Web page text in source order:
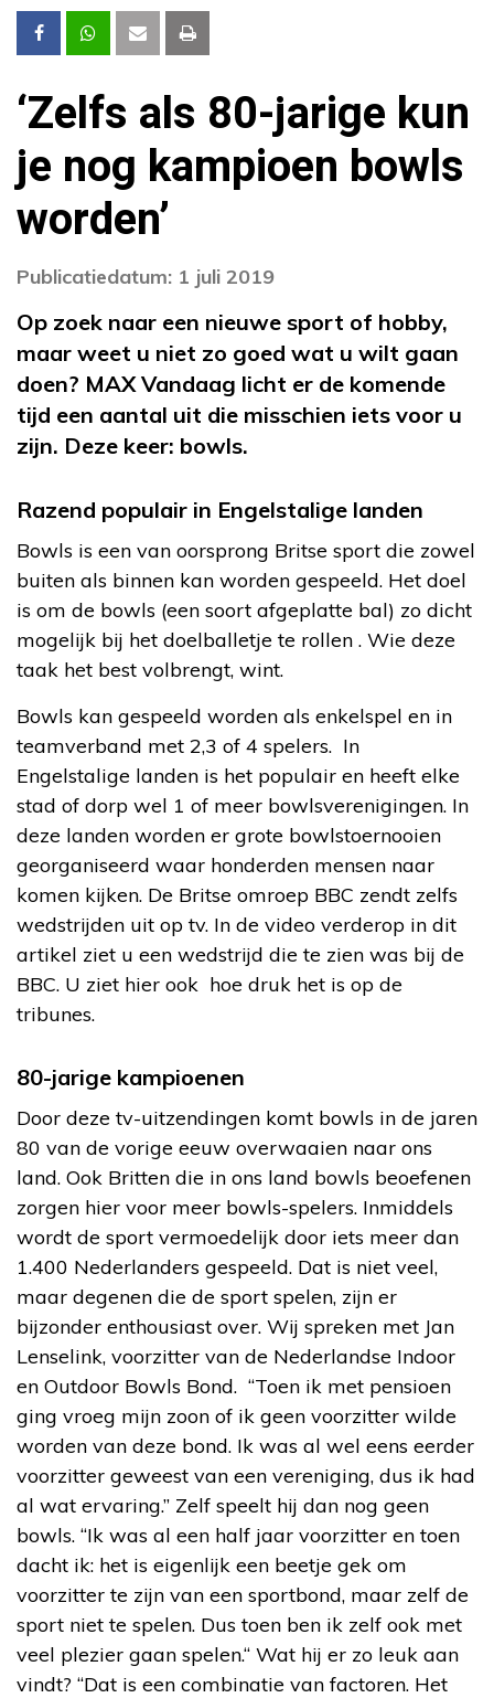
‘Zelfs als 80-jarige kun
je nog kampioen bowls
worden’
Publicatiedatum: 1 juli 2019
Op zoek naar een nieuwe sport of hobby,
maar weet u niet zo goed wat u wilt gaan
doen? MAX Vandaag licht er de komende
tijd een aantal uit die misschien iets voor u
zijn. Deze keer: bowls.
Razend populair in Engelstalige landen
Bowls is een van oorsprong Britse sport die zowel
buiten als binnen kan worden gespeeld. Het doel
is om de bowls (een soort afgeplatte bal) zo dicht
mogelijk bij het doelballetje te rollen . Wie deze
taak het best volbrengt, wint.
Bowls kan gespeeld worden als enkelspel en in
teamverband met 2,3 of 4 spelers. In
Engelstalige landen is het populair en heeft elke
stad of dorp wel 1 of meer bowlsverenigingen. In
deze landen worden er grote bowlstoernooien
georganiseerd waar honderden mensen naar
komen kijken. De Britse omroep BBC zendt zelfs
wedstrijden uit op tv. In de video verderop in dit
artikel ziet u een wedstrijd die te zien was bij de
BBC. U ziet hier ook hoe druk het is op de
tribunes.
80-jarige kampioenen
Door deze tv-uitzendingen komt bowls in de jaren
80 van de vorige eeuw overwaaien naar ons
land. Ook Britten die in ons land bowls beoefenen
zorgen hier voor meer bowls-spelers. Inmiddels
wordt de sport vermoedelijk door iets meer dan
1.400 Nederlanders gespeeld. Dat is niet veel,
maar degenen die de sport spelen, zijn er
bijzonder enthousiast over. Wij spreken met Jan
Lenselink, voorzitter van de Nederlandse Indoor
en Outdoor Bowls Bond. “Toen ik met pensioen
ging vroeg mijn zoon of ik geen voorzitter wilde
worden van deze bond. Ik was al wel eens eerder
voorzitter geweest van een vereniging, dus ik had
al wat ervaring.” Zelf speelt hij dan nog geen
bowls. “Ik was al een half jaar voorzitter en toen
dacht ik: het is eigenlijk een beetje gek om
voorzitter te zijn van een sportbond, maar zelf de
sport niet te spelen. Dus toen ben ik zelf ook met
veel plezier gaan spelen.“ Wat hij er zo leuk aan
vindt? “Dat is een combinatie van factoren. Het